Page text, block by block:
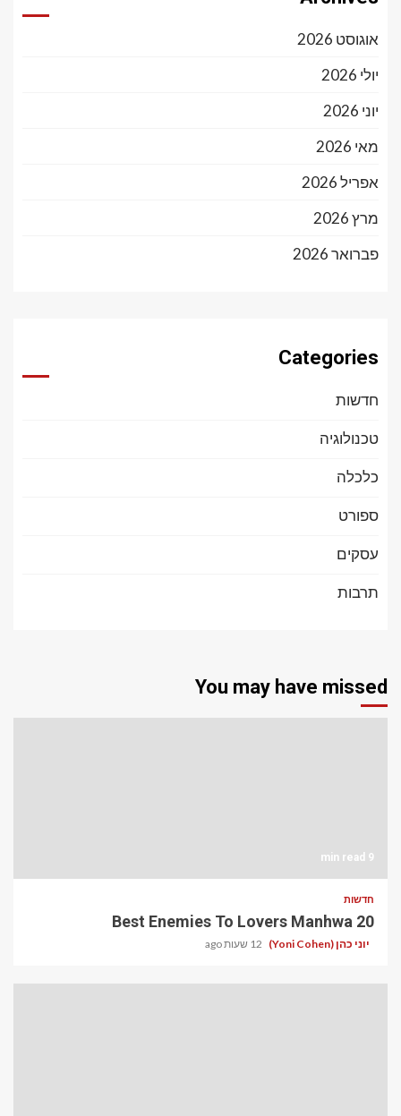
אוגוסט 2026
יולי 2026
יוני 2026
מאי 2026
אפריל 2026
מרץ 2026
פברואר 2026
Categories
חדשות
טכנולוגיה
כלכלה
ספורט
עסקים
תרבות
You may have missed
9 min read
חדשות
20 Best Enemies To Lovers Manhwa
יוני כהן (Yoni Cohen) 12 שעות ago